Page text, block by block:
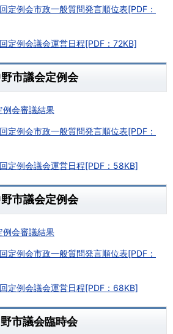
定例会市政一般質問発言順位表[PDF：
定例会議会運営日程[PDF：72KB]
市議会定例会
会審議結果
定例会市政一般質問発言順位表[PDF：
定例会議会運営日程[PDF：58KB]
市議会定例会
会審議結果
定例会市政一般質問発言順位表[PDF：
定例会議会運営日程[PDF：68KB]
市議会臨時会